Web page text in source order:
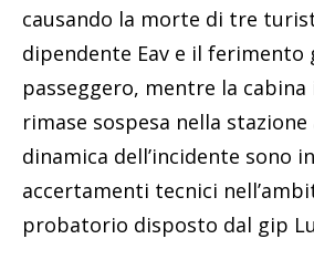
causando la morte di tre
dipendente Eav e il ferimento
passeggero, mentre la cabina
rimase sospesa nella stazione
dinamica dell’incidente sono
accertamenti tecnici
probatorio disposto dal gip